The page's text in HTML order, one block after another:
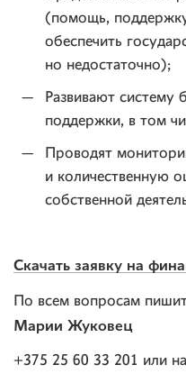
(помощь,
обеспечить
но недостаточно);
Развивают систему
поддержки, в том
Проводят
и количественную
собственной
Скачать заявку на
По всем вопросам
Марии Жуковец
+375 25 60 33 201 или на